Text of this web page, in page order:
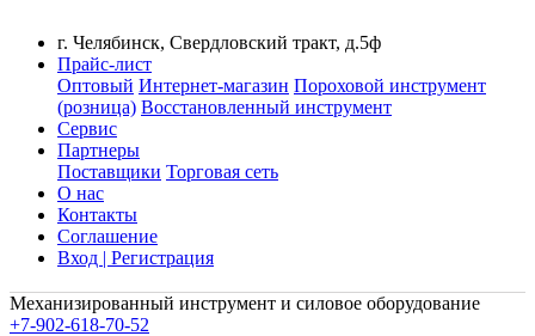
г. Челябинск, Свердловский тракт, д.5ф
Прайс-лист
Оптовый Интернет-магазин Пороховой инструмент
(розница) Восстановленный инструмент
Сервис
Партнеры
Поставщики Торговая сеть
О нас
Контакты
Соглашение
Вход | Регистрация
Механизированный инструмент и силовое оборудование
+7-902-618-70-52